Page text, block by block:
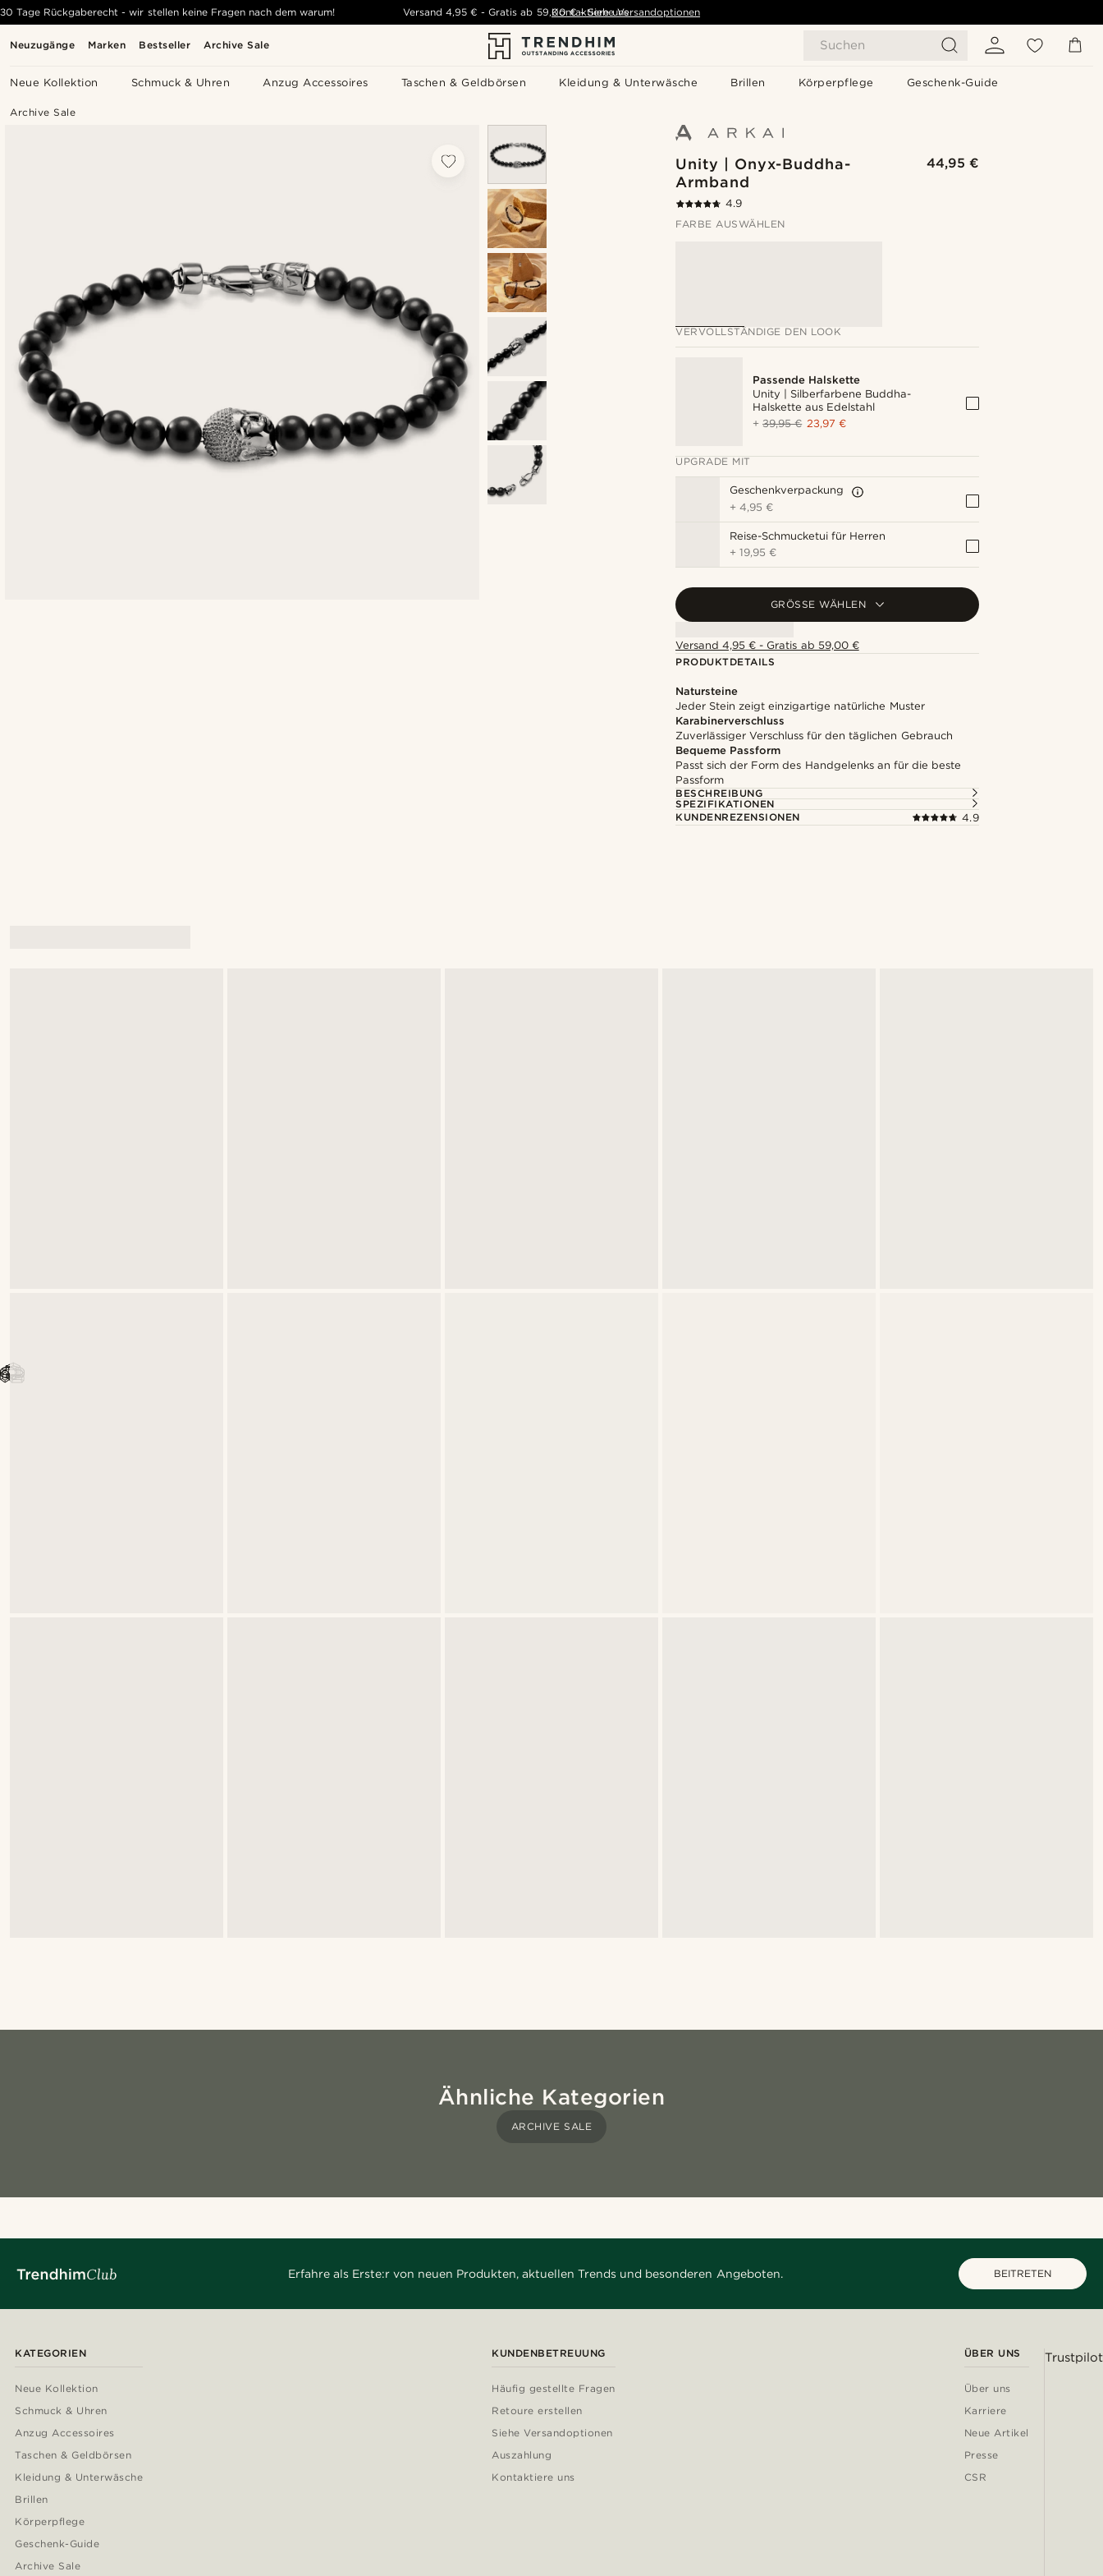
Neuzugänge Marken Bestseller Archive Sale Suchen
Neue Kollektion Schmuck & Uhren Anzug Accessoires Taschen & Geldbörsen Kleidung & Unterwäsche Brillen Körperpflege Geschenk-Guide
30 Tage Rückgaberecht - wir stellen keine Fragen nach dem warum! Versand 4,95 € -Gratis ab 59,00 € - Siehe Versandoptionen
Kontaktiere uns
Archive Sale
Unity | Onyx-Buddha-
Armband
44,95 €
4.9
FARBE AUSWÄHLEN
VERVOLLSTÄNDIGE DEN LOOK
Passende Halskette
Unity | Silberfarbene Buddha-
Halskette aus Edelstahl
+39,95 € 23,97 €
UPGRADE MIT
Geschenkverpackung
+4,95 €
Reise-Schmucketui für Herren
+19,95 €
GRÖSSE WÄHLEN
Versand 4,95 € - Gratis ab 59,00 €
PRODUKTDETAILS
Natursteine
Jeder Stein zeigt einzigartige natürliche Muster
Karabinerverschluss
Zuverlässiger Verschluss für den täglichen Gebrauch
Bequeme Passform
Passt sich der Form des Handgelenks an für die beste
Passform
BESCHREIBUNG
SPEZIFIKATIONEN
KUNDENREZENSIONEN
4.9
Ähnliche Kategorien
ARCHIVE SALE
Erfahre als Erste:r von neuen Produkten, aktuellen Trends und besonderen Angeboten. BEITRETEN
KATEGORIEN
Neue Kollektion
Schmuck & Uhren
Anzug Accessoires
Taschen & Geldbörsen
Kleidung & Unterwäsche
Brillen
Körperpflege
Geschenk-Guide
Archive Sale
KUNDENBETREUUNG
Häufig gestellte Fragen
Retoure erstellen
Siehe Versandoptionen
Auszahlung
Kontaktiere uns
ÜBER UNS
Über uns
Karriere
Neue Artikel
Presse
CSR
Trustpilot